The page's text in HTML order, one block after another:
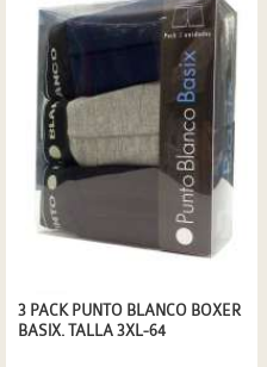
3 PACK PUNTO BLANCO BOXER
BASIX. TALLA 3XL-64